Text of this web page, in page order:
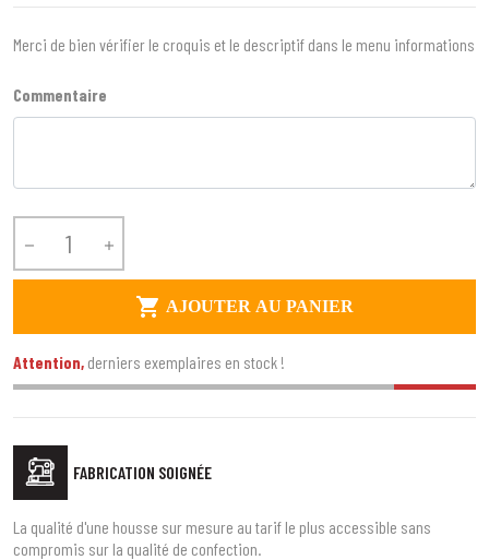
Merci de bien vérifier le croquis et le descriptif dans le menu informations
Commentaire
 
 AJOUTER AU PANIER
Attention, derniers exemplaires en stock !
FABRICATION SOIGNÉE
La qualité d'une housse sur mesure au tarif le plus accessible sans
compromis sur la qualité de confection.